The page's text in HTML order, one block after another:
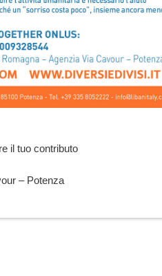
il tuo contributo
– Potenza